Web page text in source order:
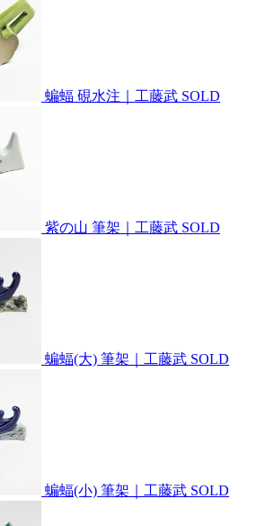
蝙蝠 硯水注｜工藤武 SOLD
紫の山 筆架｜工藤武 SOLD
蝙蝠(大) 筆架｜工藤武 SOLD
蝙蝠(小) 筆架｜工藤武 SOLD